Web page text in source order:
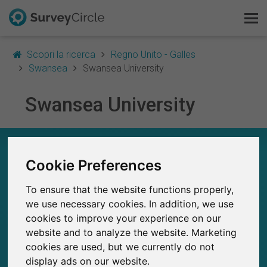
Cookie Preferences
To ensure that the website functions properly,
we use necessary cookies. In addition, we use
cookies to improve your experience on our
website and to analyze the website. Marketing
cookies are used, but we currently do not
display ads on our website.
Scopri la ricerca
Regno Unito - Galles
Swansea
Swansea University
Swansea University
166
Studi pubblicati in precedenza su
SurveyCircle
3
Studi attualmente pubblicati su SurveyCircle
Questo è SurveyCircle
Survey Ranking
Scopri la ricerca
FAQ
Registrati gratis
Accedi